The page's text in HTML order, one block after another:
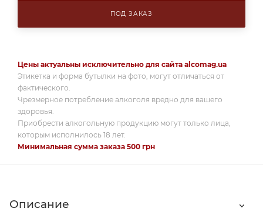
ПОД ЗАКАЗ
Цены актуальны исключительно для сайта alcomag.ua
Этикетка и форма бутылки на фото, могут отличаться от
фактического.
Чрезмерное потребление алкоголя вредно для вашего
здоровья.
Приобрести алкогольную продукцию могут только лица,
которым исполнилось 18 лет.
Минимальная сумма заказа 500 грн
Описание